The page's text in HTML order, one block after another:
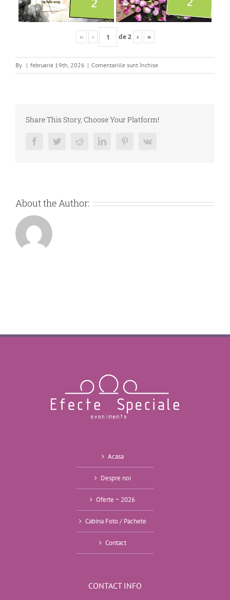
« ‹ de2 › »
By | februarie 19th, 2026 | Comentariile sunt închisepentru
Modele
Share This Story, Choose Your Platform!
FacebookTwitterRedditLinkedInPinterestVk
About the Author:
Acasa
Despre noi
Oferte ~ 2026
Cabina Foto / Pachete
Contact
CONTACT INFO